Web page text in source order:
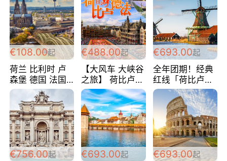
€108.00起
荷兰 比利时 卢
森堡 德国 法国
超爽玩遍西欧 循
环线 全程四星宾
馆 108欧/人/天
€488.00起
【大风车 大峡谷
之旅】 荷比卢德
法 巴黎上下 经
典五国四日游
488欧/人
€693.00起
全年团期！经典
红线「荷比卢德
法」七天循环 五
国 仅售99欧/人/
天！巴黎上下！
包拼房~
€756.00起 €693.00起 €693.00起